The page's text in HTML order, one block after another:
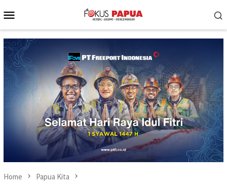
to
Menu
Home Papua Kita